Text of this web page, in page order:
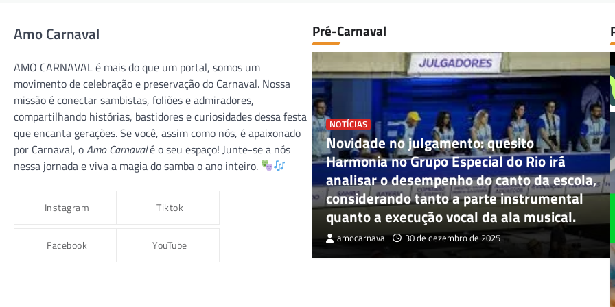
Amo Carnaval
AMO CARNAVAL é mais do que um portal, somos um
movimento de celebração e preservação do Carnaval. Nossa
missão é conectar sambistas, foliões e admiradores,
compartilhando histórias, bastidores e curiosidades dessa festa
que encanta gerações. Se você, assim como nós, é apaixonado
por Carnaval, oAmo Carnavalé o seu espaço! Junte-se a nós
nessa jornada e viva a magia do samba o ano inteiro.
Instagram Tiktok
Facebook YouTube
Pré-Carnaval
CARNAVAL 2026 CARNAVAL RJ
GRUPO ESPECIAL
VILA ISABEL
VILA ISABEL 2026 – “Macumbembê,
Samborembá: Sonhei que um Sambista
Sonhou a África”
NOTÍCIAS
Novidade no julgamento: quesito
Harmonia no Grupo Especial do Rio irá
analisar o desempenho do canto da escola,
considerando tanto a parte instrumental
quanto a execução vocal da ala musical.
amocarnaval 30 de dezembro de 2025